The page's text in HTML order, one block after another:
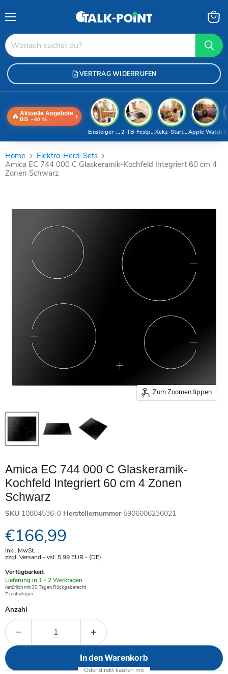
VERTRAG WIDERRUFEN
🔥 Aktuelle Angebote
BIS −60 % ›
Apple Watch
Kekz-Starterset
2-TB-Festplatte
Einsteiger-Handy
Home
Elektro-Herd-Sets
Amica EC 744 000 C Glaskeramik-Kochfeld Integriert 60 cm 4
Zonen Schwarz
Zum Zoomen tippen
Amica EC 744 000 C Glaskeramik-
Kochfeld Integriert 60 cm 4 Zonen
Schwarz
SKU 10804536-0 Herstellernummer 5906006236021
Aktueller Preis
€166,99
inkl. MwSt.
zzgl. Versand - vsl. 5,99 EUR- (DE)
Verfügbarkeit:
Verfügbar
-
Lieferung in 1 - 2 Werktagen
natürlich mit 30 Tagen Rückgaberecht
#zentrallager
Anzahl
In den Warenkorb